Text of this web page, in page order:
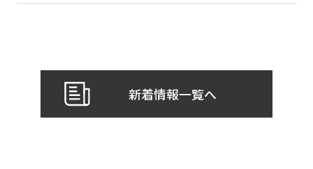
新着情報一覧へ